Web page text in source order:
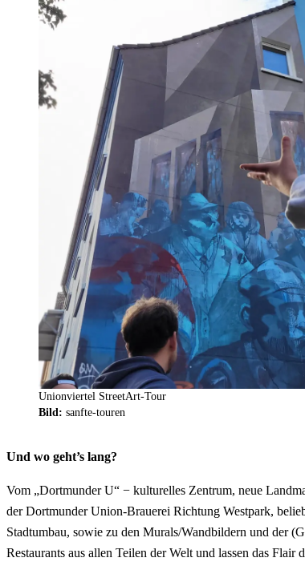
Unionviertel StreetArt-Tour
Bild: sanfte-touren
Und wo geht’s lang?
Vom „Dortmunder U“ − kulturelles Zentrum, neue
der Dortmunder Union-Brauerei Richtung Westpark,
Stadtumbau, sowie zu den Murals/Wandbildern und der
Restaurants aus allen Teilen der Welt und lassen das